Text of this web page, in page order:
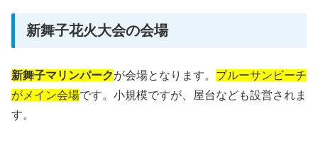
新舞子花火大会の会場
新舞子マリンパークが会場となります。 ブルーサンビーチ
がメイン会場です。小規模ですが、屋台なども設営されま
す。